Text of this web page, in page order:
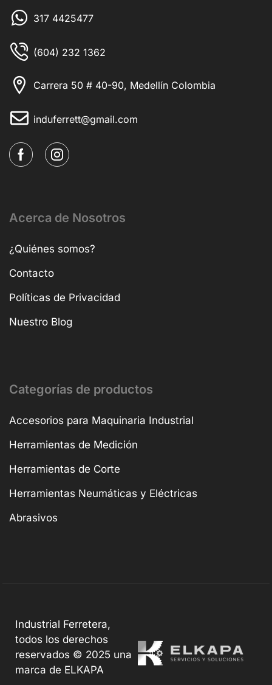
317 4425477
(604) 232 1362
Carrera 50 # 40-90, Medellín Colombia
induferrett@gmail.com
Acerca de Nosotros
¿Quiénes somos?
Contacto
Políticas de Privacidad
Nuestro Blog
Categorías de productos
Accesorios para Maquinaria Industrial
Herramientas de Medición
Herramientas de Corte
Herramientas Neumáticas y Eléctricas
Abrasivos
Industrial Ferretera,
todos los derechos
reservados © 2025 una
marca de ELKAPA